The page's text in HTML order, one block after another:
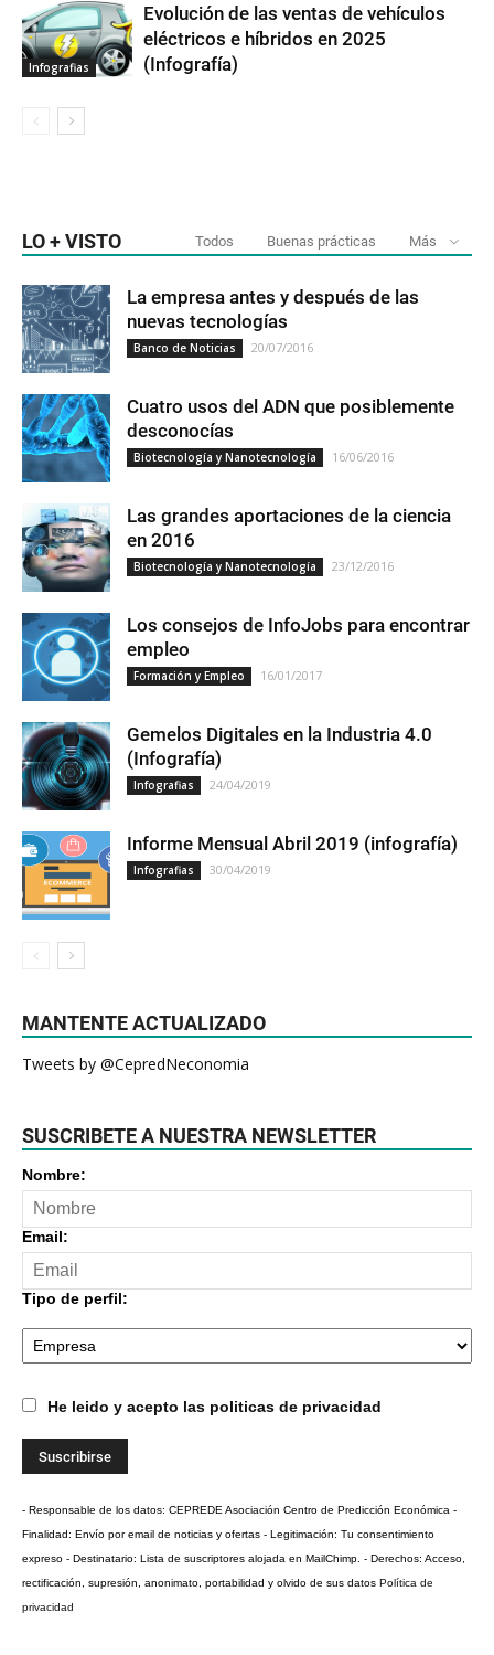
Infografias
Evolución de las ventas de vehículos
eléctricos e híbridos en 2025
(Infografía)
LO + VISTO Todos Buenas prácticas Más
La empresa antes y después de las
nuevas tecnologías
Banco de Noticias 20/07/2016
Cuatro usos del ADN que posiblemente
desconocías
Biotecnología y Nanotecnología 16/06/2016
Las grandes aportaciones de la ciencia
en 2016
Biotecnología y Nanotecnología 23/12/2016
Los consejos de InfoJobs para encontrar
empleo
Formación y Empleo 16/01/2017
Gemelos Digitales en la Industria 4.0
(Infografía)
Infografias 24/04/2019
Informe Mensual Abril 2019 (infografía)
Infografias 30/04/2019
MANTENTE ACTUALIZADO
Tweets by @CepredNeconomia
SUSCRIBETE A NUESTRA NEWSLETTER
Nombre:
Email:
Tipo de perfil:
He leido y acepto las politicas de privacidad
- Responsable de los datos: CEPREDE Asociación Centro de Predicción Económica -
Finalidad: Envío por email de noticias y ofertas - Legitimación: Tu consentimiento
expreso - Destinatario: Lista de suscriptores alojada en MailChimp. - Derechos: Acceso,
rectificación, supresión, anonimato, portabilidad y olvido de sus datos Política de
privacidad